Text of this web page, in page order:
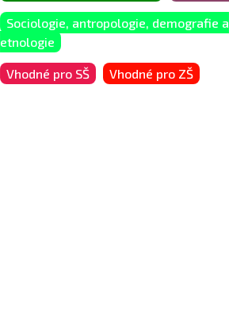
Sociologie, antropologie, demografie a
etnologie
Vhodné pro SŠ Vhodné pro ZŠ